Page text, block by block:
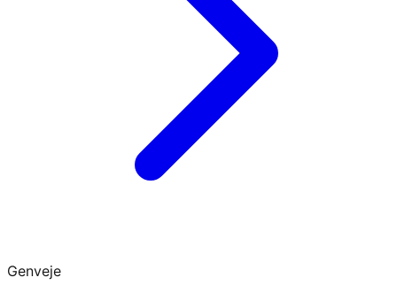
Genveje